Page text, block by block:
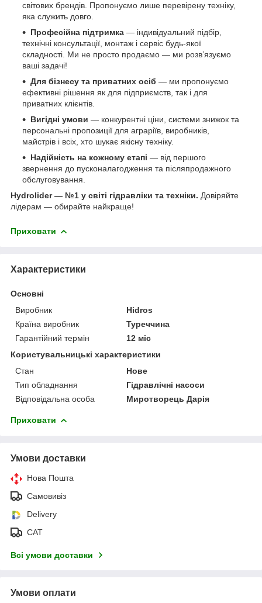
світових брендів. Пропонуємо лише перевірену техніку,
яка служить довго.
Професійна підтримка — індивідуальний підбір,
технічні консультації, монтаж і сервіс будь-якої
складності. Ми не просто продаємо — ми розв’язуємо
ваші задачі!
Для бізнесу та приватних осіб — ми пропонуємо
ефективні рішення як для підприємств, так і для
приватних клієнтів.
Вигідні умови — конкурентні ціни, системи знижок та
персональні пропозиції для аграріїв, виробників,
майстрів і всіх, хто шукає якісну техніку.
Надійність на кожному етапі — від першого
звернення до пусконалагодження та післяпродажного
обслуговування.
Hydrolider — №1 у світі гідравліки та техніки. Довіряйте
лідерам — обирайте найкраще!
Приховати
Характеристики
Основні
Виробник
Hidros
Країна виробник
Туреччина
Гарантійний термін
12 міс
Користувальницькі характеристики
Стан
Нове
Тип обладнання
Гідравлічні насоси
Відповідальна особа
Миротворець Дарія
Приховати
Умови доставки
Нова Пошта
Самовивіз
Delivery
САТ
Всі умови доставки
Умови оплати